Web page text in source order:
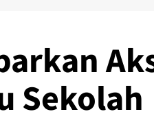
Sekolah